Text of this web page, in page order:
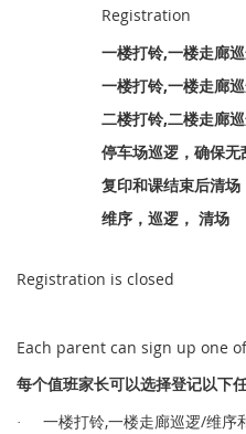
Registration
一楼打铃,一楼走廊
一楼打铃,一楼走廊
二楼打铃,二楼走廊
停车场巡逻，确保
复印和课结束后清场
维序，巡逻， 清场
Registration is closed
Each parent can sign up one
每个值班家长可以选择登记以下
· 一楼打铃,一楼走廊巡逻/维序